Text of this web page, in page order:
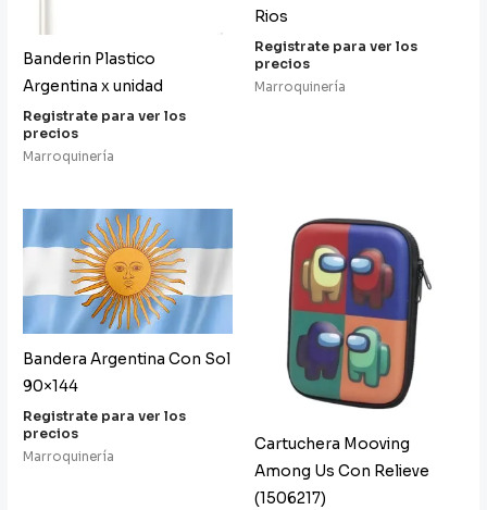
Banderin Plastico
Argentina x unidad
Registrate para ver los
precios
Marroquinería
Rios
Registrate para ver los
precios
Marroquinería
Bandera Argentina Con Sol
90×144
Registrate para ver los
precios
Marroquinería
Cartuchera Mooving
Among Us Con Relieve
(1506217)